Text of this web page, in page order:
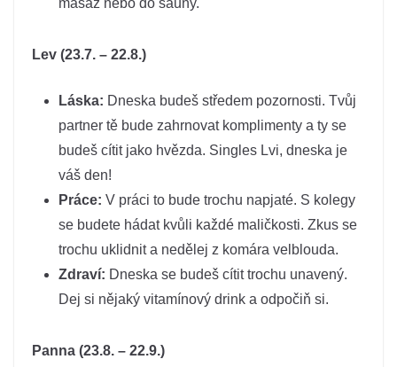
masáž nebo do sauny.
Lev (23.7. – 22.8.)
Láska: Dneska budeš středem pozornosti. Tvůj
partner tě bude zahrnovat komplimenty a ty se
budeš cítit jako hvězda. Singles Lvi, dneska je
váš den!
Práce: V práci to bude trochu napjaté. S kolegy
se budete hádat kvůli každé maličkosti. Zkus se
trochu uklidnit a nedělej z komára velblouda.
Zdraví: Dneska se budeš cítit trochu unavený.
Dej si nějaký vitamínový drink a odpočiň si.
Panna (23.8. – 22.9.)